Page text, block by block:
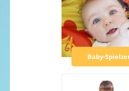
Baby-